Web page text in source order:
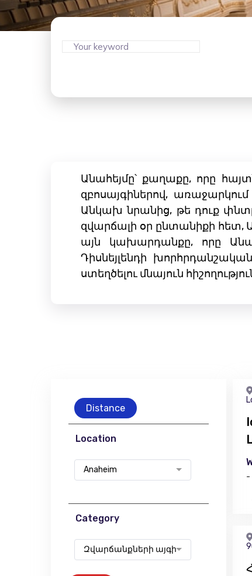
Անահեյմը՝ քաղաքը, որը
զբոսայգիներով,
Անկախ նրանից, թե դուք
զվարճալի օր ընտանիքի հետ,
այն կախարդանքը, որը
Դիսնեյլենդի
ստեղծելու մնայուն
Distance
Location
Anaheim
Category
Զվարճանքների այգի
-